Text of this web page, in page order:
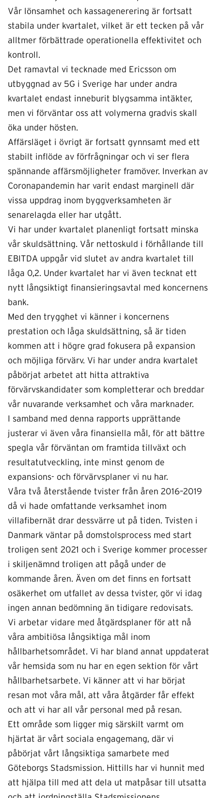
Vår lönsamhet och kassagenerering är fortsatt
stabila under kvartalet, vilket är ett tecken på vår
alltmer förbättrade operationella effektivitet och
kontroll.
Det ramavtal vi tecknade med Ericsson om
utbyggnad av 5G i Sverige har under andra
kvartalet endast inneburit blygsamma intäkter,
men vi förväntar oss att volymerna gradvis skall
öka under hösten.
Affärsläget i övrigt är fortsatt gynnsamt med ett
stabilt inflöde av förfrågningar och vi ser flera
spännande affärsmöjligheter framöver. Inverkan av
Coronapandemin har varit endast marginell där
vissa uppdrag inom byggverksamheten är
senarelagda eller har utgått.
Vi har under kvartalet planenligt fortsatt minska
vår skuldsättning. Vår nettoskuld i förhållande till
EBITDA uppgår vid slutet av andra kvartalet till
låga 0,2. Under kvartalet har vi även tecknat ett
nytt långsiktigt finansieringsavtal med koncernens
bank.
Med den trygghet vi känner i koncernens
prestation och låga skuldsättning, så är tiden
kommen att i högre grad fokusera på expansion
och möjliga förvärv. Vi har under andra kvartalet
påbörjat arbetet att hitta attraktiva
förvärvskandidater som kompletterar och breddar
vår nuvarande verksamhet och våra marknader.
I samband med denna rapports upprättande
justerar vi även våra finansiella mål, för att bättre
spegla vår förväntan om framtida tillväxt och
resultatutveckling, inte minst genom de
expansions- och förvärvsplaner vi nu har.
Våra två återstående tvister från åren 2016–2019
då vi hade omfattande verksamhet inom
villafibernät drar dessvärre ut på tiden. Tvisten i
Danmark väntar på domstolsprocess med start
troligen sent 2021 och i Sverige kommer processer
i skiljenämnd troligen att pågå under de
kommande åren. Även om det finns en fortsatt
osäkerhet om utfallet av dessa tvister, gör vi idag
ingen annan bedömning än tidigare redovisats.
Vi arbetar vidare med åtgärdsplaner för att nå
våra ambitiösa långsiktiga mål inom
hållbarhetsområdet. Vi har bland annat uppdaterat
vår hemsida som nu har en egen sektion för vårt
hållbarhetsarbete. Vi känner att vi har börjat
resan mot våra mål, att våra åtgärder får effekt
och att vi har all vår personal med på resan.
Ett område som ligger mig särskilt varmt om
hjärtat är vårt sociala engagemang, där vi
påbörjat vårt långsiktiga samarbete med
Göteborgs Stadsmission. Hittills har vi hunnit med
att hjälpa till med att dela ut matpåsar till utsatta